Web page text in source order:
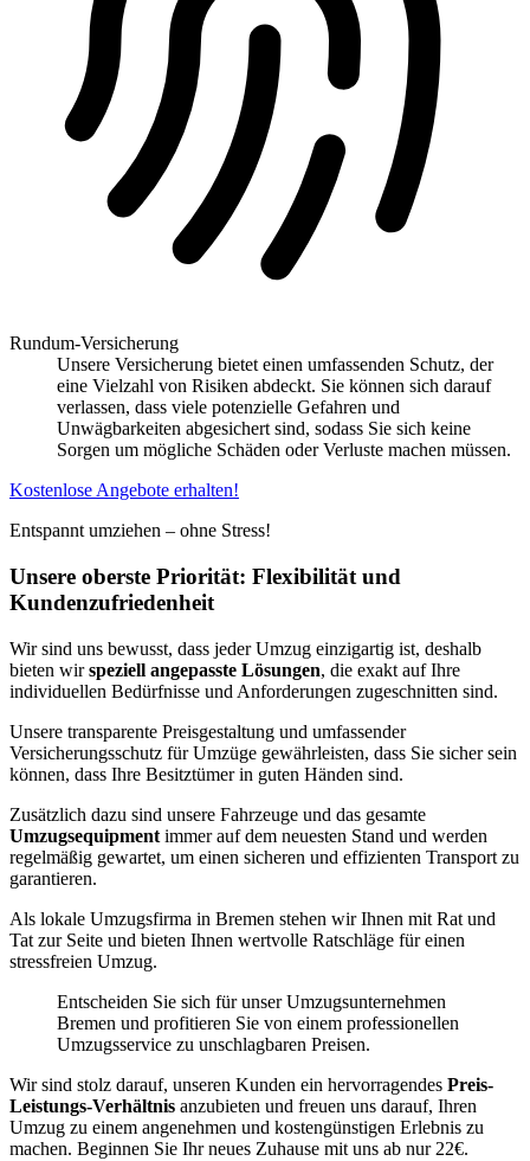
Rundum-Versicherung
Unsere Versicherung bietet einen umfassenden Schutz, der
eine Vielzahl von Risiken abdeckt. Sie können sich darauf
verlassen, dass viele potenzielle Gefahren und
Unwägbarkeiten abgesichert sind, sodass Sie sich keine
Sorgen um mögliche Schäden oder Verluste machen müssen.
Kostenlose Angebote erhalten!
Entspannt umziehen – ohne Stress!
Unsere oberste Priorität: Flexibilität und
Kundenzufriedenheit
Wir sind uns bewusst, dass jeder Umzug einzigartig ist, deshalb
bieten wirspeziell angepasste Lösungen, die exakt auf Ihre
individuellen Bedürfnisse und Anforderungen zugeschnitten sind.
Unsere transparente Preisgestaltung und umfassender
Versicherungsschutz für Umzüge gewährleisten, dass Sie sicher sein
können, dass Ihre Besitztümer in guten Händen sind.
Zusätzlich dazu sind unsere Fahrzeuge und das gesamte
Umzugsequipment immer auf dem neuesten Stand und werden
regelmäßig gewartet, um einen sicheren und effizienten Transport zu
garantieren.
Als lokale Umzugsfirma in Bremen stehen wir Ihnen mit Rat und
Tat zur Seite und bieten Ihnen wertvolle Ratschläge für einen
stressfreien Umzug.
Entscheiden Sie sich für unser Umzugsunternehmen
Bremen und profitieren Sie von einem professionellen
Umzugsservice zu unschlagbaren Preisen.
Wir sind stolz darauf, unseren Kunden ein hervorragendes Preis-
Leistungs-Verhältnis anzubieten und freuen uns darauf, Ihren
Umzug zu einem angenehmen und kostengünstigen Erlebnis zu
machen. Beginnen Sie Ihr neues Zuhause mit uns ab nur 22€.